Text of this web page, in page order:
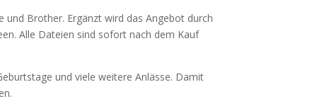
Brother. Ergänzt wird das Angebot durch
Alle Dateien sind sofort nach dem Kauf
und viele weitere Anlässe. Damit